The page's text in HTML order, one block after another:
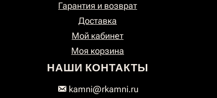
Гарантия и возврат
Доставка
Мой кабинет
Моя корзина
НАШИ КОНТАКТЫ
kamni@rkamni.ru